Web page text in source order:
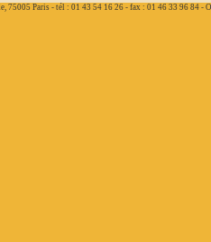
75005 Paris - tél : 01 43 54 16 26 - fax : 01 46 33 96 84